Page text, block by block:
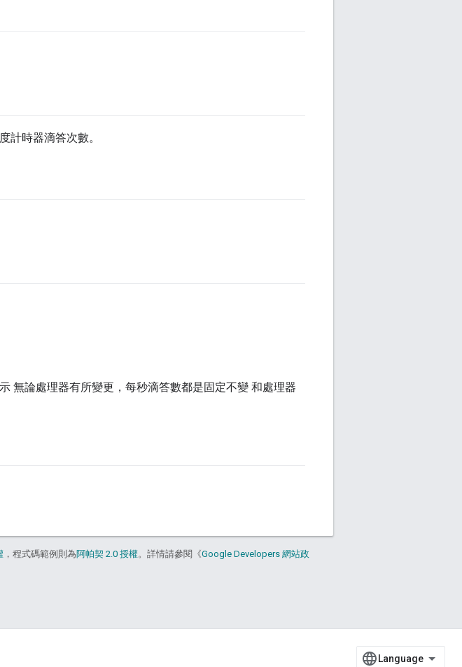
計時器滴答次數。
無論處理器有所變更，每秒滴答數都是固定不變 和處理器
，程式碼範例則為阿帕契 2.0 授權。詳情請參閱《Google Developers 網站政